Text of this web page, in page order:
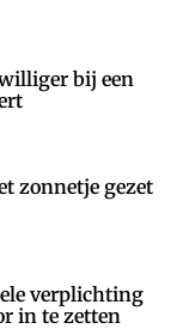
bij een
zonnetje gezet
verplichting
in te zetten